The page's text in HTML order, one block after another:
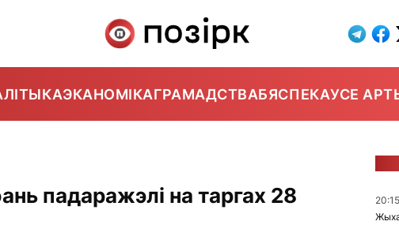
ЭКАНОМІКАГРАМАДСТВАБЯСПЕКАУСЕ
падаражэлі на таргах 28 20:15